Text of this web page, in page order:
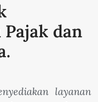
dan
layanan